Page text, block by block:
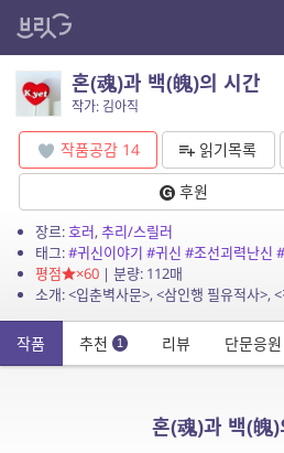
혼(魂)과 백(魄)의 시간
작가: 김아직
작품공감 14 읽기목록
후원
장르:호러,추리/스릴러
태그:#귀신이야기 #귀신 #조선괴력난신
평점
×60| 분량: 112매
작품 추천 1 리뷰 단문응원
혼(魂)과 백(魄)